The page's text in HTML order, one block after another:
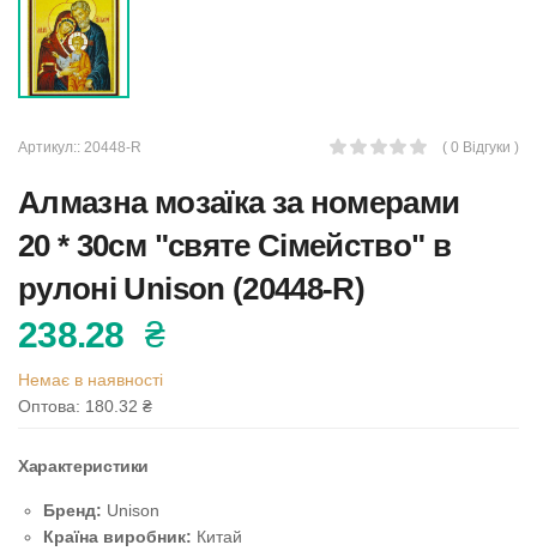
Артикул:: 20448-R ( 0 Відгуки )
Алмазна мозаїка за номерами
20 * 30см "святе Сімейство" в
рулоні Unison (20448-R)
238.28 ₴
Немає в наявності
Оптова: 180.32 ₴
Характеристики
Бренд: Unison
Країна виробник: Китай